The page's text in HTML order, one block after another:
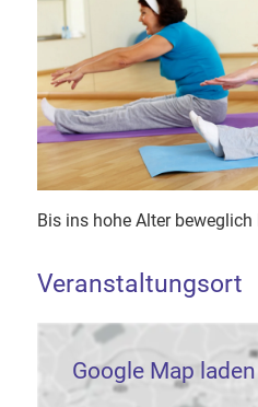
Bis ins hohe Alter beweglich
Veranstaltungsort
Google Map laden